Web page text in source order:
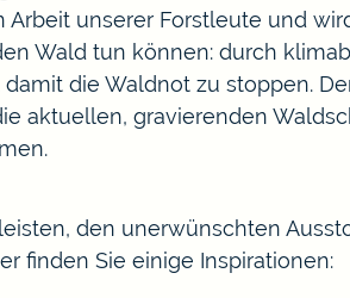
unserer Forstleute und
Wald tun können: durch
die Waldnot zu stoppen.
aktuellen, gravierenden
den unerwünschten
finden Sie einige Inspirationen: